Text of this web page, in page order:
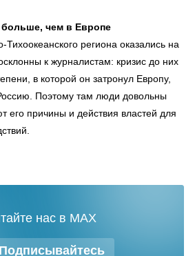
больше, чем в Европе
Тихоокеанского региона оказались на
к журналистам: кризис до них
в которой он затронул Европу,
Поэтому там люди довольны
причины и действия властей для
Подписывайтесь
нас в MAX